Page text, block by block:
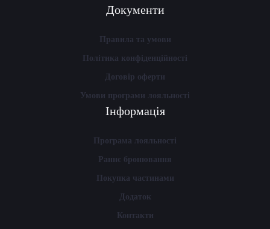
Документи
Правила та умови
Політика конфіденційності
Договір оферти
Умови програми лояльності
Інформація
Програма лояльності
Раннє бронювання
Покупка частинами
Додаток
Контакти